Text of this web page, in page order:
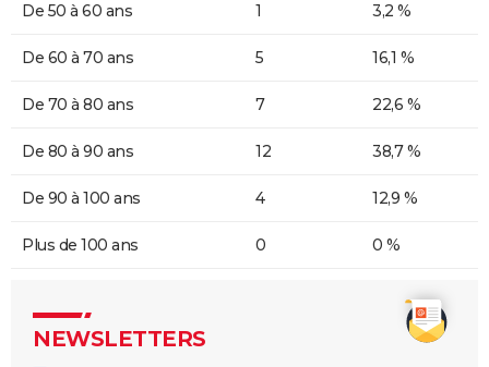
De 50 à 60 ans 1 3,2 %
De 60 à 70 ans 5 16,1 %
De 70 à 80 ans 7 22,6 %
De 80 à 90 ans 12 38,7 %
De 90 à 100 ans 4 12,9 %
Plus de 100 ans 0 0 %
NEWSLETTERS